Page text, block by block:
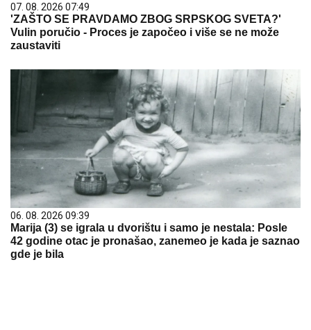
07. 08. 2026 07:49
'ZAŠTO SE PRAVDAMO ZBOG SRPSKOG SVETA?'
Vulin poručio - Proces je započeo i više se ne može
zaustaviti
06. 08. 2026 09:39
Marija (3) se igrala u dvorištu i samo je nestala: Posle
42 godine otac je pronašao, zanemeo je kada je saznao
gde je bila